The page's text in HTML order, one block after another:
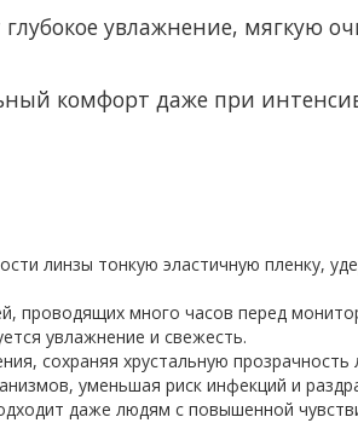
увлажнение, мягкую
комфорт даже при
линзы тонкую эластичную пленку,
проводящих много часов перед
увлажнение и свежесть.
сохраняя хрустальную прозрачность
уменьшая риск инфекций и
даже людям с повышенной